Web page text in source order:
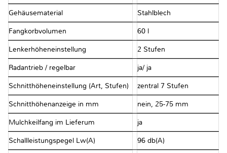
Gehäusematerial Stahlblech
Fangkorbvolumen 60 l
Lenkerhöheneinstellung 2 Stufen
Radantrieb / regelbar ja/ ja
Schnitthöheneinstellung (Art, Stufen) zentral 7 Stufen
Schnitthöhenanzeige in mm nein, 25-75 mm
Mulchkeilfang im Lieferum ja
Schallleistungspegel Lw(A) 96 db(A)